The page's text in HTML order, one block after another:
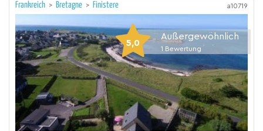
Frankreich > Bretagne > Finistere a10719
5,0
Außergewöhnlich
1 Bewertung